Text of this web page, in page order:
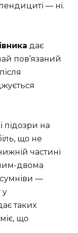
— ні.
дає
пов’язаний
підозри на
що не
частині
двома
—
у
таких
що